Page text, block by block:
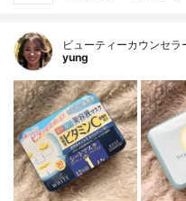
ビューティーカウンセ
yung